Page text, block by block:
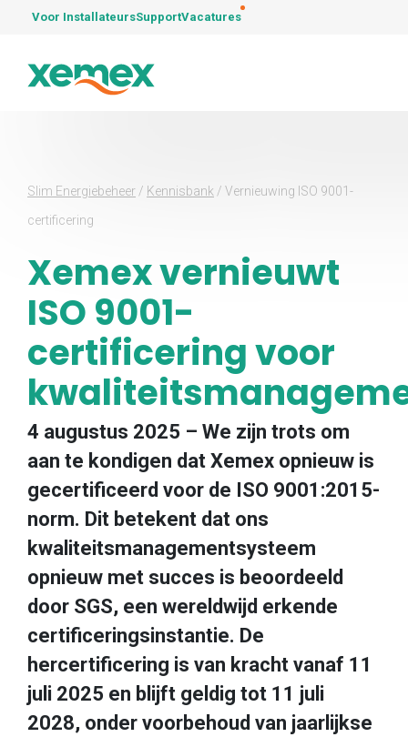
Voor InstallateursSupportVacatures
Slim Energiebeheer / Kennisbank / Vernieuwing ISO 9001-
certificering
Xemex vernieuwt
ISO 9001-
certificering voor
4 augustus 2025 – We zijn trots om
aan te kondigen dat Xemex opnieuw is
gecertificeerd voor de ISO 9001:2015-
norm. Dit betekent dat ons
kwaliteitsmanagementsysteem
opnieuw met succes is beoordeeld
door SGS, een wereldwijd erkende
certificeringsinstantie. De
hercertificering is van kracht vanaf 11
juli 2025 en blijft geldig tot 11 juli
2028, onder voorbehoud van jaarlijkse